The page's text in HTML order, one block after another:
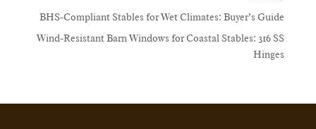
BHS-Compliant Stables for Wet Climates: Buyer’s Guide
Wind-Resistant Barn Windows for Coastal Stables: 316 SS
Hinges